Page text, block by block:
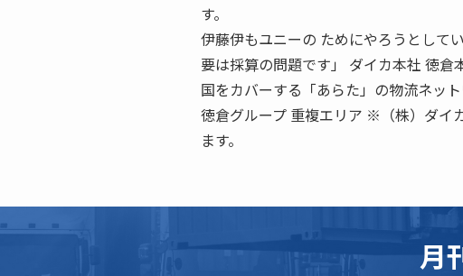
す。
伊藤伊もユニーの ためにやろうとしてい
要は採算の問題です」 ダイカ本社 徳
国をカバーする「あらた」の物流ネッ
徳倉グループ 重複エリア ※（株）ダ
ます。
月